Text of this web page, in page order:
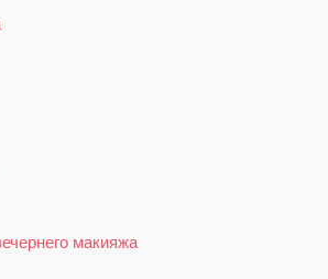
макияжа